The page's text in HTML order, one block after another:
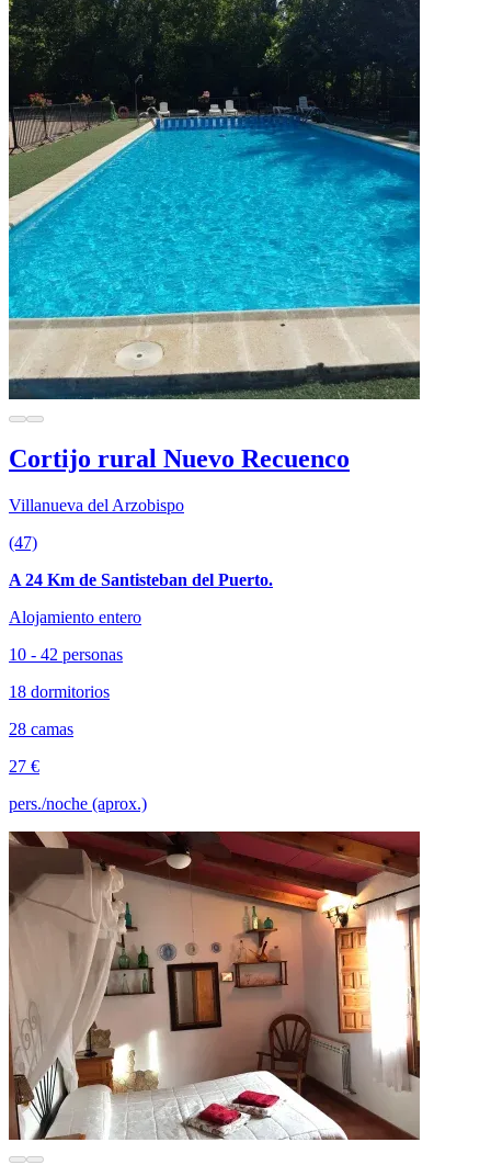
Cortijo rural Nuevo Recuenco
Villanueva del Arzobispo
(47)
A 24 Km de Santisteban del Puerto.
Alojamiento entero
10 - 42 personas
18 dormitorios
28 camas
27 €
pers./noche (aprox.)